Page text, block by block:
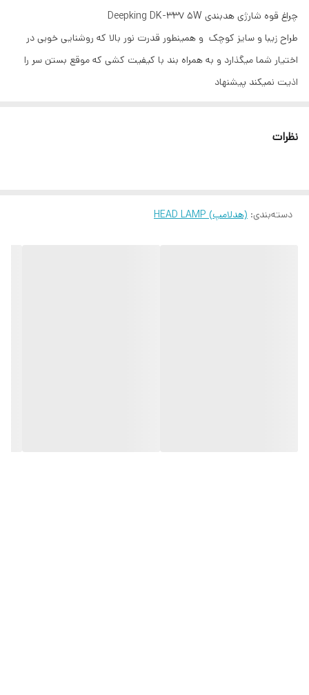
چراغ قوه شارژی هدبندی Deepking DK-337 5W
طراح زیبا و سایز کوچک و همینطور قدرت نور بالا که روشنایی خوبی در
اختیار شما میگذارد و به همراه بند با کیفیت کشی که موقع بستن سر را
اذیت نمیکند پیشنهاد
نظرات
دسته‌بندی: (هدلامپ) HEAD LAMP